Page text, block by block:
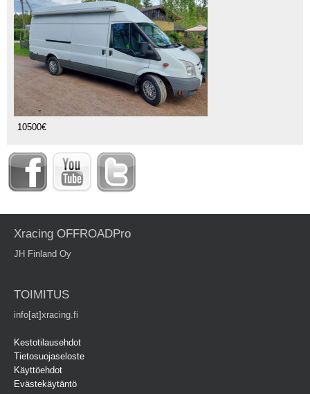
10500€
Xracing OFFROADPro
JH Finland Oy
TOIMITUS
info[at]xracing.fi
Kestotilausehdot
Tietosuojaseloste
Käyttöehdot
Evästekäytäntö